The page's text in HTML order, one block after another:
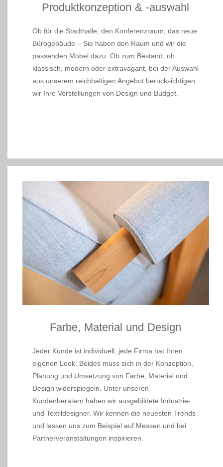
Produktkonzeption & -auswahl
Ob für die Stadthalle, den Konferenzraum, das neue
Bürogebäude – Sie haben den Raum und wir die
passenden Möbel dazu. Ob zum Bestand, ob
klassisch, modern oder extravagant, bei der Auswahl
aus unserem reichhaltigen Angebot berücksichtigen
wir Ihre Vorstellungen von Design und Budget.
Farbe, Material und Design
Jeder Kunde ist individuell, jede Firma hat Ihren
eigenen Look. Beides muss sich in der Konzeption,
Planung und Umsetzung von Farbe, Material und
Design widerspiegeln. Unter unseren
Kundenberatern haben wir ausgebildete Industrie-
und Textildesigner. Wir kennen die neuesten Trends
und lassen uns zum Beispiel auf Messen und bei
Partnerveranstaltungen inspirieren.